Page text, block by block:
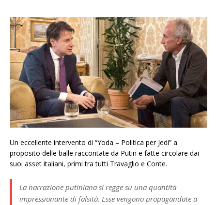
Un eccellente intervento di “Yoda – Politica per Jedi” a
proposito delle balle raccontate da Putin e fatte circolare dai
suoi asset italiani, primi tra tutti Travaglio e Conte.
La narrazione putiniana si regge su una quantità
impressionante di falsità. Esse vengono propagandate a